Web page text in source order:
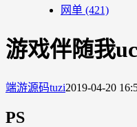
网单 (421)
游戏伴随我
端游源码tuzi2019-04-20
PS